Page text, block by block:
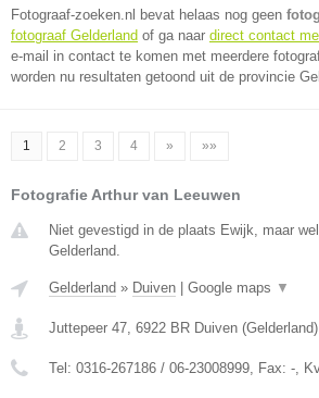
Fotograaf-zoeken.nl bevat helaas nog geen
fotograaf Gelderland of ga naar direct contact
e-mail in contact te komen met meerdere
worden nu resultaten getoond uit de provincie
1 2 3 4 » »»
Fotografie Arthur van Leeuwen
Niet gevestigd in de plaats Ewijk, maar
Gelderland.
Gelderland » Duiven Google maps ▼
Juttepeer 47, 6922 BR Duiven (Gelderland)
Tel: 0316-267186 / 06-23008999, Fax: -,